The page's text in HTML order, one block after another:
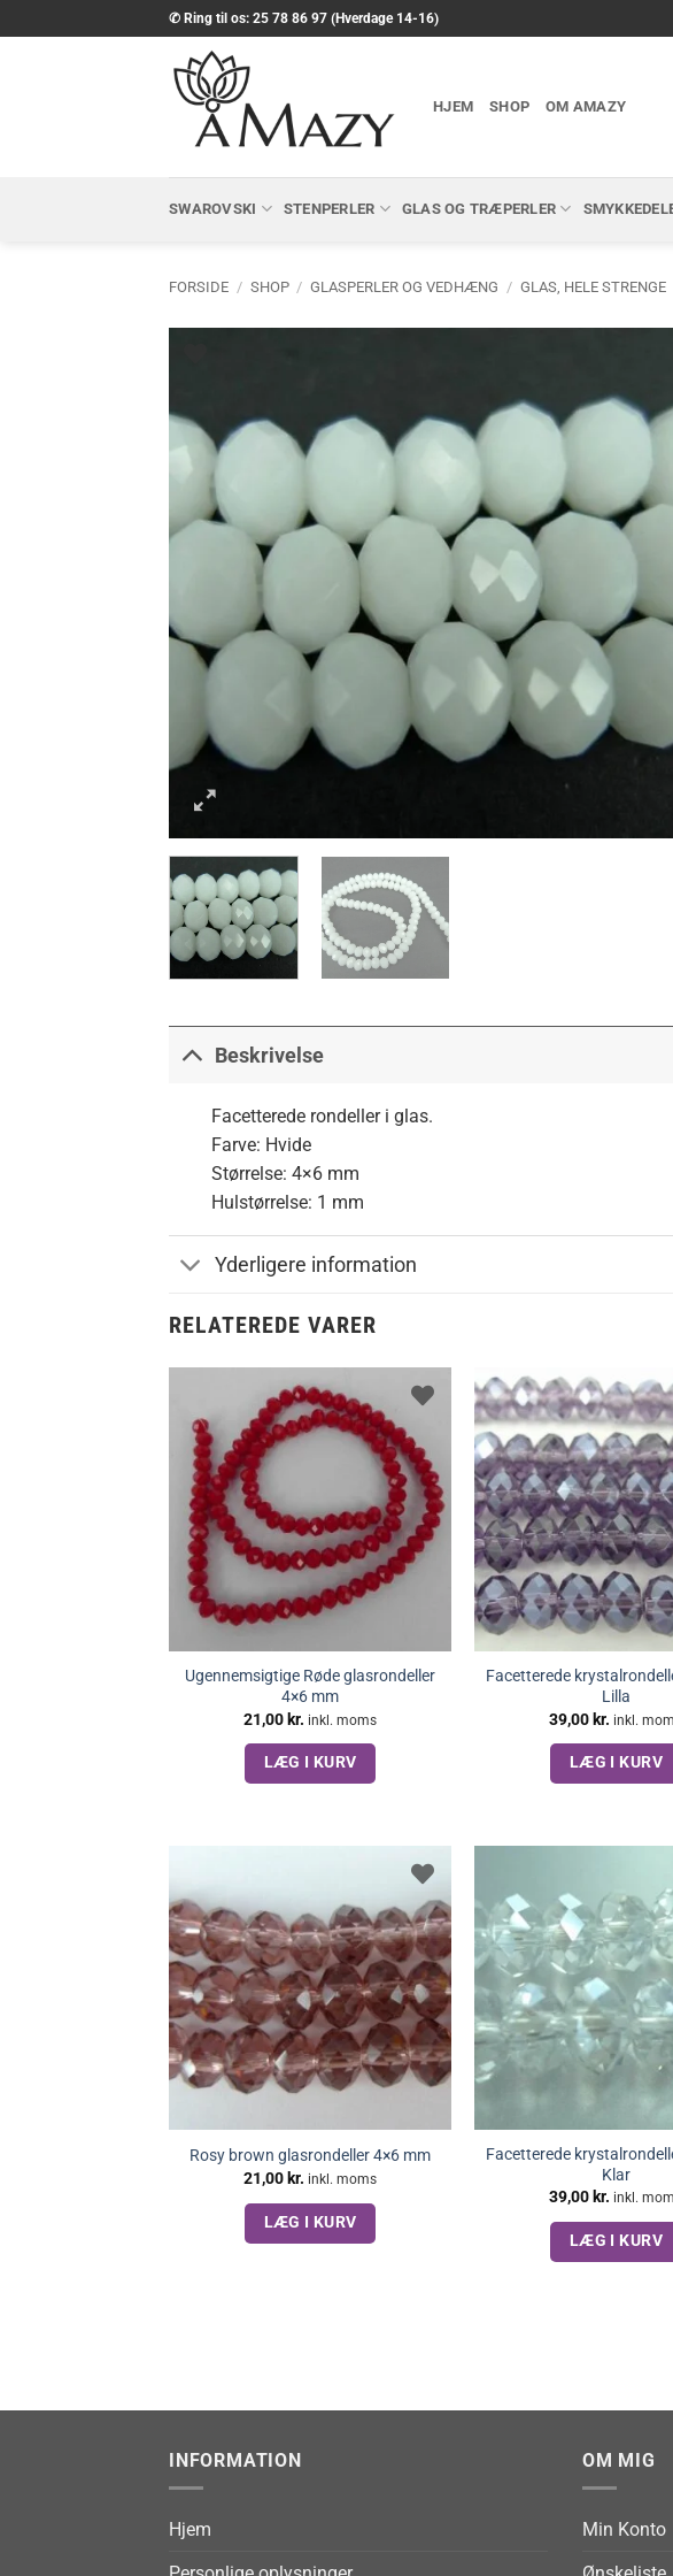
til
✆ Ring til os: 25 78 86 97 (Hverdage 14-16)
HJEM SHOP OM AMAZY
SWAROVSKI STENPERLER GLAS OG TRÆPERLER
FORSIDE / SHOP / GLASPERLER OG VEDHÆNG / GLAS, HELE STRENGE
Beskrivelse
Facetterede rondeller i glas.
Farve: Hvide
Størrelse: 4×6 mm
Hulstørrelse: 1 mm
Yderligere information
RELATEREDE VARER
Ugennemsigtige Røde glasrondeller
4×6 mm
21,00 kr. inkl. moms
LÆG I KURV
Facetterede
Lilla
39,00 kr. inkl.
LÆG I KURV
Rosy brown glasrondeller 4×6 mm
21,00 kr. inkl. moms
LÆG I KURV
Facetterede
Klar
39,00 kr. inkl.
LÆG I KURV
INFORMATION
Hjem
OM MIG
Min Konto